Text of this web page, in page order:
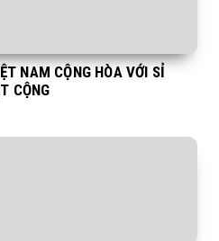
NAM CỘNG HÒA VỚI SỈ
CỘNG